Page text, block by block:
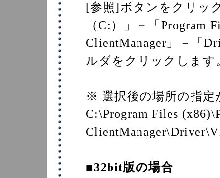
[参照]ボタンをクリッ
（C:）」－「Program
ClientManager」－「
ルダをクリックします
※ 選択後の場所の指定
C:\Program Files
■32bit版の場合